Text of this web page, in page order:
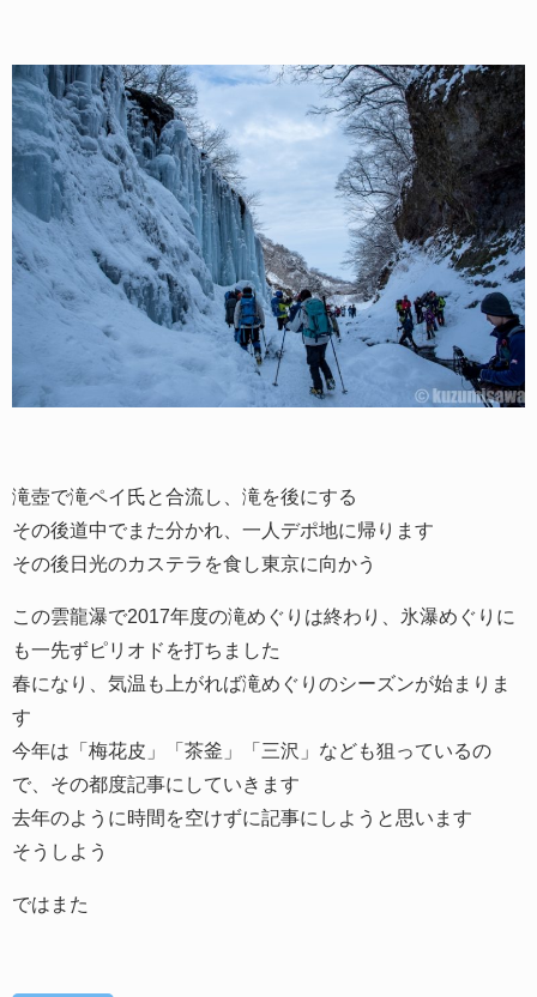
滝壺で滝ペイ氏と合流し、滝を後にする
その後道中でまた分かれ、一人デポ地に帰ります
その後日光のカステラを食し東京に向かう
この雲龍瀑で2017年度の滝めぐりは終わり、氷瀑めぐりに
も一先ずピリオドを打ちました
春になり、気温も上がれば滝めぐりのシーズンが始まりま
す
今年は「梅花皮」「茶釜」「三沢」なども狙っているの
で、その都度記事にしていきます
去年のように時間を空けずに記事にしようと思います
そうしよう
ではまた